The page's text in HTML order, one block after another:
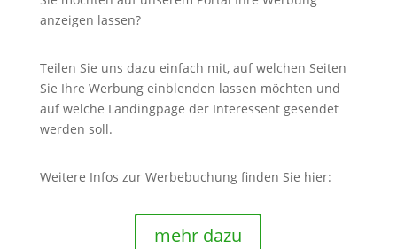
anzeigen lassen?
Teilen Sie uns dazu einfach mit, auf welchen Seiten
Sie Ihre Werbung einblenden lassen möchten und
auf welche Landingpage der Interessent gesendet
werden soll.
Weitere Infos zur Werbebuchung finden Sie hier:
mehr dazu